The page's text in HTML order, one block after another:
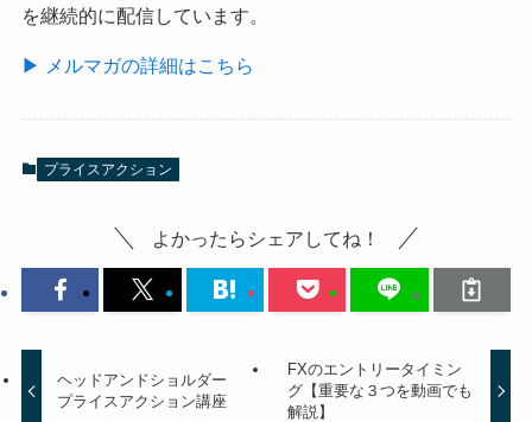
を継続的に配信しています。
▶ メルマガの詳細はこちら
プライスアクション
よかったらシェアしてね！
ヘッドアンドショルダー
プライスアクション講座
FXのエントリータイミン
グ【重要な３つを動画でも
解説】